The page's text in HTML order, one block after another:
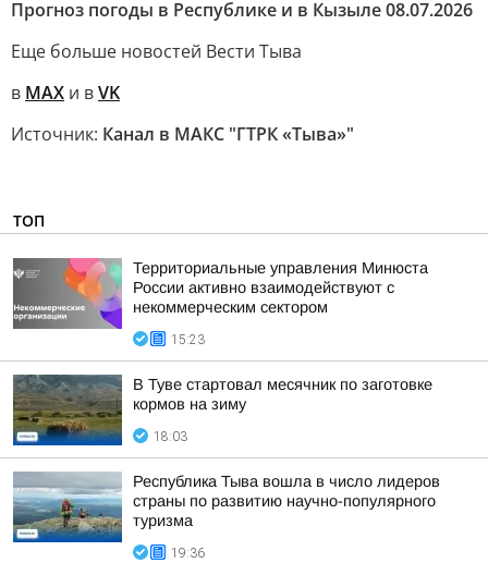
Прогноз погоды в Республике и в Кызыле 08.07.2026
Еще больше новостей Вести Тыва
в MAX и вVK
Источник: Канал в МАКС "ГТРК «Тыва»"
ТОП
Территориальные управления Минюста
России активно взаимодействуют с
некоммерческим сектором
15:23
В Туве стартовал месячник по заготовке
кормов на зиму
18:03
Республика Тыва вошла в число лидеров
страны по развитию научно-популярного
туризма
19:36